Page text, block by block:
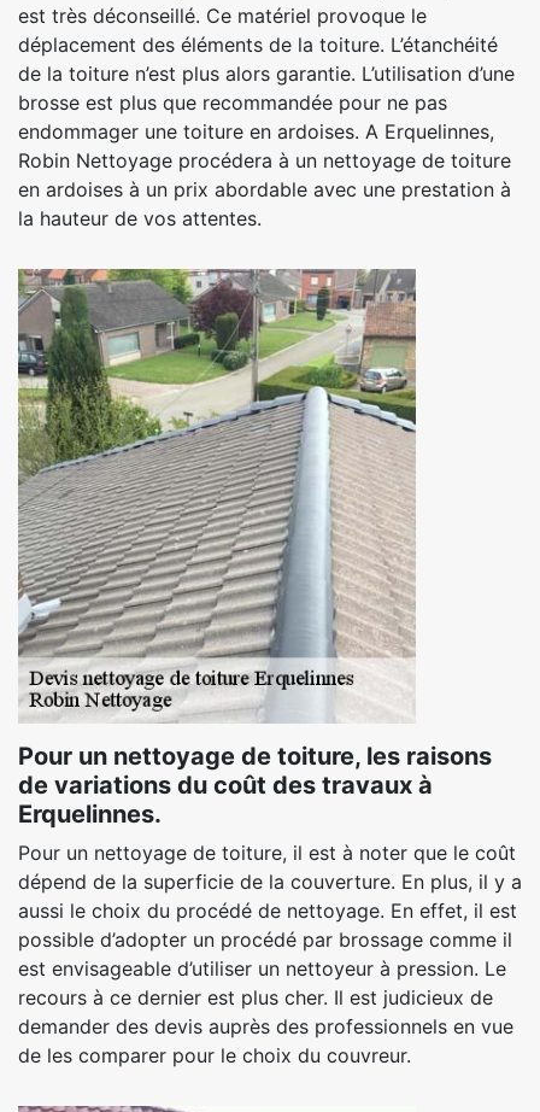
est très déconseillé. Ce matériel provoque le
déplacement des éléments de la toiture. L’étanchéité
de la toiture n’est plus alors garantie. L’utilisation d’une
brosse est plus que recommandée pour ne pas
endommager une toiture en ardoises. A Erquelinnes,
Robin Nettoyage procédera à un nettoyage de toiture
en ardoises à un prix abordable avec une prestation à
la hauteur de vos attentes.
Pour un nettoyage de toiture, les raisons
de variations du coût des travaux à
Erquelinnes.
Pour un nettoyage de toiture, il est à noter que le coût
dépend de la superficie de la couverture. En plus, il y a
aussi le choix du procédé de nettoyage. En effet, il est
possible d’adopter un procédé par brossage comme il
est envisageable d’utiliser un nettoyeur à pression. Le
recours à ce dernier est plus cher. Il est judicieux de
demander des devis auprès des professionnels en vue
de les comparer pour le choix du couvreur.